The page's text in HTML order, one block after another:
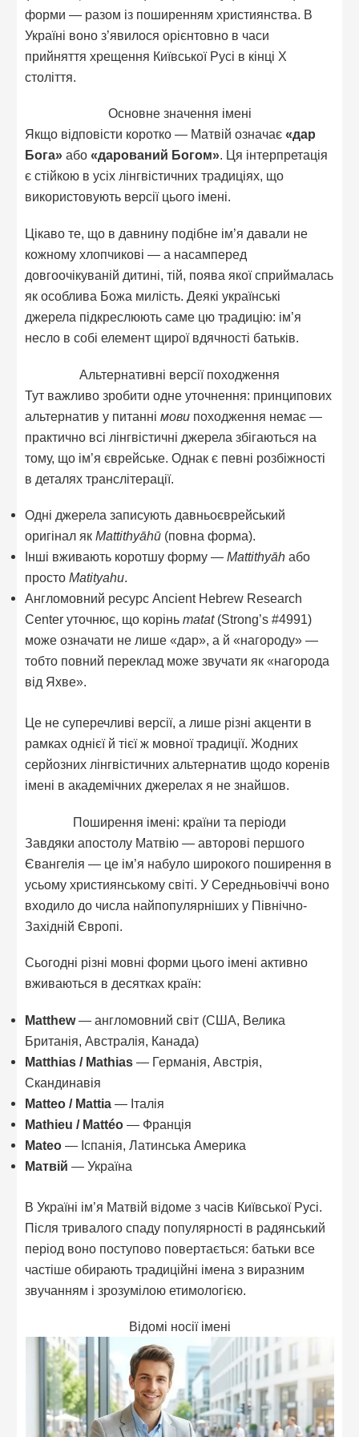
форми — разом із поширенням християнства. В
Україні воно з’явилося орієнтовно в часи
прийняття хрещення Київської Русі в кінці X
століття.
Основне значення імені
Якщо відповісти коротко — Матвій означає«дар
Бога» або«дарований Богом». Ця інтерпретація
є стійкою в усіх лінгвістичних традиціях, що
використовують версії цього імені.
Цікаво те, що в давнину подібне ім’я давали не
кожному хлопчикові — а насамперед
довгоочікуваній дитині, тій, поява якої сприймалась
як особлива Божа милість. Деякі українські
джерела підкреслюють саме цю традицію: ім’я
несло в собі елемент щирої вдячності батьків.
Альтернативні версії походження
Тут важливо зробити одне уточнення: принципових
альтернатив у питаннімови походження немає —
практично всі лінгвістичні джерела збігаються на
тому, що ім’я єврейське. Однак є певні розбіжності
в деталях транслітерації.
Одні джерела записують давньоєврейський
оригінал якMattithyāhū (повна форма).
Інші вживають коротшу форму —Mattithyāh або
простоMatityahu.
Англомовний ресурс Ancient Hebrew Research
Center уточнює, що коріньmatat(Strong’s #4991)
може означати не лише «дар», а й «нагороду» —
тобто повний переклад може звучати як «нагорода
від Яхве».
Це не суперечливі версії, а лише різні акценти в
рамках однієї й тієї ж мовної традиції. Жодних
серйозних лінгвістичних альтернатив щодо коренів
імені в академічних джерелах я не знайшов.
Поширення імені: країни та періоди
Завдяки апостолу Матвію — авторові першого
Євангелія — це ім’я набуло широкого поширення в
усьому християнському світі. У Середньовіччі воно
входило до числа найпопулярніших у Північно-
Західній Європі.
Сьогодні різні мовні форми цього імені активно
вживаються в десятках країн:
Matthew— англомовний світ (США, Велика
Британія, Австралія, Канада)
Matthias / Mathias — Германія, Австрія,
Скандинавія
Matteo / Mattia — Італія
Mathieu / Mattéo — Франція
Mateo — Іспанія, Латинська Америка
Матвій — Україна
В Україні ім’я Матвій відоме з часів Київської Русі.
Після тривалого спаду популярності в радянський
період воно поступово повертається: батьки все
частіше обирають традиційні імена з виразним
звучанням і зрозумілою етимологією.
Відомі носії імені